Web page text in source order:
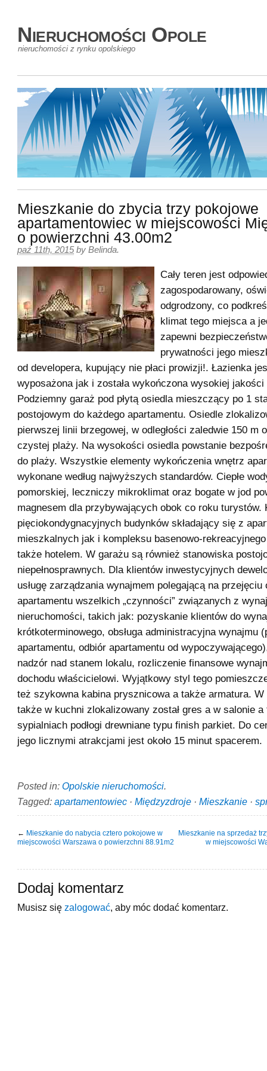
Nieruchomości Opole
nieruchomości z rynku opolskiego
Mieszkanie do zbycia trzy pokojowe
apartamentowiec w miejscowości
o powierzchni 43.00m2
paź 11th, 2015 by Belinda.
Cały teren jest
zagospodarowany,
odgrodzony, co
klimat tego miejsca a
zapewni
prywatności jego
od developera, kupujący nie płaci prowizji!. Łazienka
wyposażona jak i została wykończona wysokiej jakości
Podziemny garaż pod płytą osiedla mieszczący po 1
postojowym do każdego apartamentu. Osiedle
pierwszej linii brzegowej, w odległości zaledwie 150 m
czystej plaży. Na wysokości osiedla powstanie
do plaży. Wszystkie elementy wykończenia wnętrz
wykonane według najwyższych standardów. Ciepłe
pomorskiej, leczniczy mikroklimat oraz bogate w jod
magnesem dla przybywających obok co roku turystów.
pięciokondygnacyjnych budynków składający się z
mieszkalnych jak i kompleksu basenowo-
także hotelem. W garażu są również stanowiska
niepełnosprawnych. Dla klientów inwestycyjnych
usługę zarządzania wynajmem polegającą na przejęciu
apartamentu wszelkich „czynności” związanych z
nieruchomości, takich jak: pozyskanie klientów do
krótkoterminowego, obsługa administracyjna wynajmu
apartamentu, odbiór apartamentu od
nadzór nad stanem lokalu, rozliczenie finansowe
dochodu właścicielowi. Wyjątkowy styl tego
też szykowna kabina prysznicowa a także armatura. W
także w kuchni zlokalizowany został gres a w salonie a
sypialniach podłogi drewniane typu finish parkiet. Do
jego licznymi atrakcjami jest około 15 minut spacerem.
Posted in: Opolskie nieruchomości.
Tagged: apartamentowiec · Międzyzdroje · Mieszkanie ·
← Mieszkanie do nabycia cztero pokojowe w
miejscowości Warszawa o powierzchni 88.91m2
Mieszkanie na sprzedaż
w miejscowości
Dodaj komentarz
Musisz się zalogować , aby móc dodać komentarz.